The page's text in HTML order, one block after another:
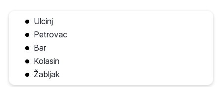
Ulcinj
Petrovac
Bar
Kolasin
Žabljak